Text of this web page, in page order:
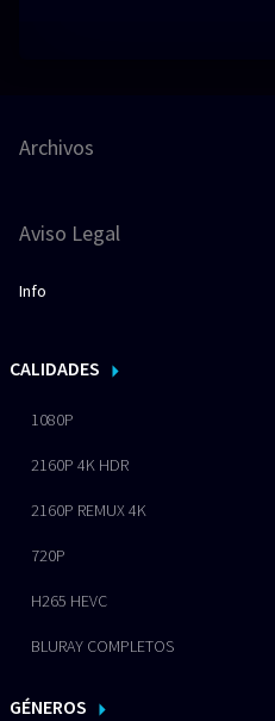
Archivos
Aviso Legal
Info
CALIDADES
1080P
2160P 4K HDR
2160P REMUX 4K
720P
H265 HEVC
BLURAY COMPLETOS
GÉNEROS